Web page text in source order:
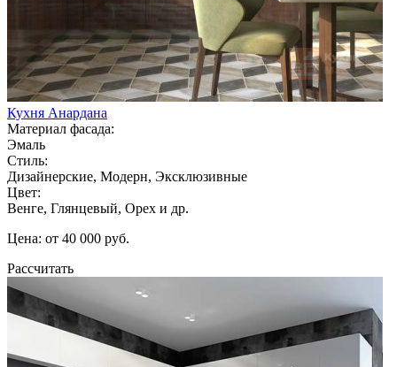
Кухня Анардана
Материал фасада:
Эмаль
Стиль:
Дизайнерские, Модерн, Эксклюзивные
Цвет:
Венге, Глянцевый, Орех и др.
Цена: от 40 000 руб.
Рассчитать